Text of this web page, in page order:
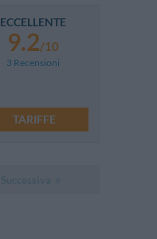
ECCELLENTE
9.2/10
3 Recensioni
TARIFFE